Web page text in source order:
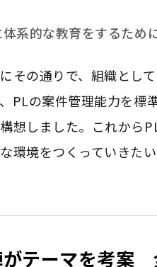
系的な教育をするため
その通りで、組織とし
PLの案件管理能力を標
想しました。これから
環境をつくっていきた
テーマを考案